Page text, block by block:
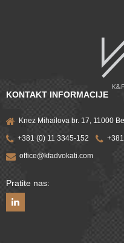
KONTAKT INFORMACIJE
Knez Mihailova br. 17, 11000
+381 (0) 11 3345-152
office@kfadvokati.com
Pratite nas: